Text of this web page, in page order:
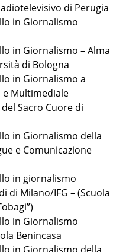
di Perugia
in Giornalismo
in Giornalismo – Alma
di Bologna
in Giornalismo a
e Multimediale
Sacro Cuore di
in Giornalismo della
e Comunicazione
in giornalismo
di Milano/IFG – (Scuola
in Giornalismo
Benincasa